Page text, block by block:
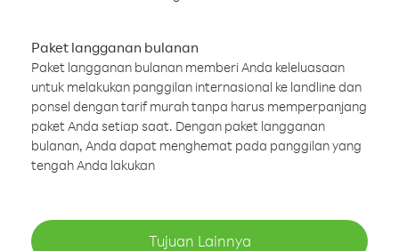
Paket langganan bulanan
Paket langganan bulanan memberi Anda keleluasaan
untuk melakukan panggilan internasional ke landline dan
ponsel dengan tarif murah tanpa harus memperpanjang
paket Anda setiap saat. Dengan paket langganan
bulanan, Anda dapat menghemat pada panggilan yang
tengah Anda lakukan
Tujuan Lainnya